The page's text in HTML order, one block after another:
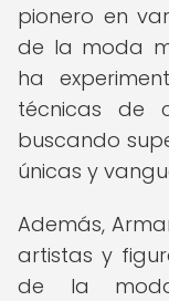
pionero en
de la moda
ha
técnicas de
buscando
únicas y
Además,
artistas y
de la